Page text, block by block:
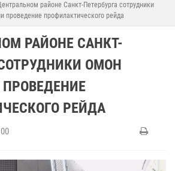
районе Санкт-Петербурга сотрудники
проведение профилактического рейда
РАЙОНЕ САНКТ-
ОМОН
РЕЙДА